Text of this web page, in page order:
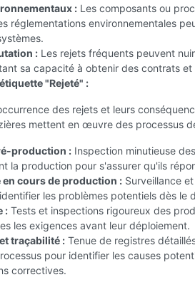
: Les composants ou
réglementations environnementales
: Les rejets fréquents peuvent
sa capacité à obtenir des contrats et
"Rejeté" :
des rejets et leurs
mettent en œuvre des processus
production : Inspection minutieuse
la production pour s'assurer qu'ils
cours de production : Surveillance
les problèmes potentiels dès le
: Tests et inspections rigoureux des
les exigences avant leur déploiement.
traçabilité : Tenue de registres
pour identifier les causes
correctives.